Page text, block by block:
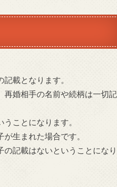
載となります。
婚相手の名前や続柄は一切記
ことになります。
生まれた場合です。
記載はないということになり